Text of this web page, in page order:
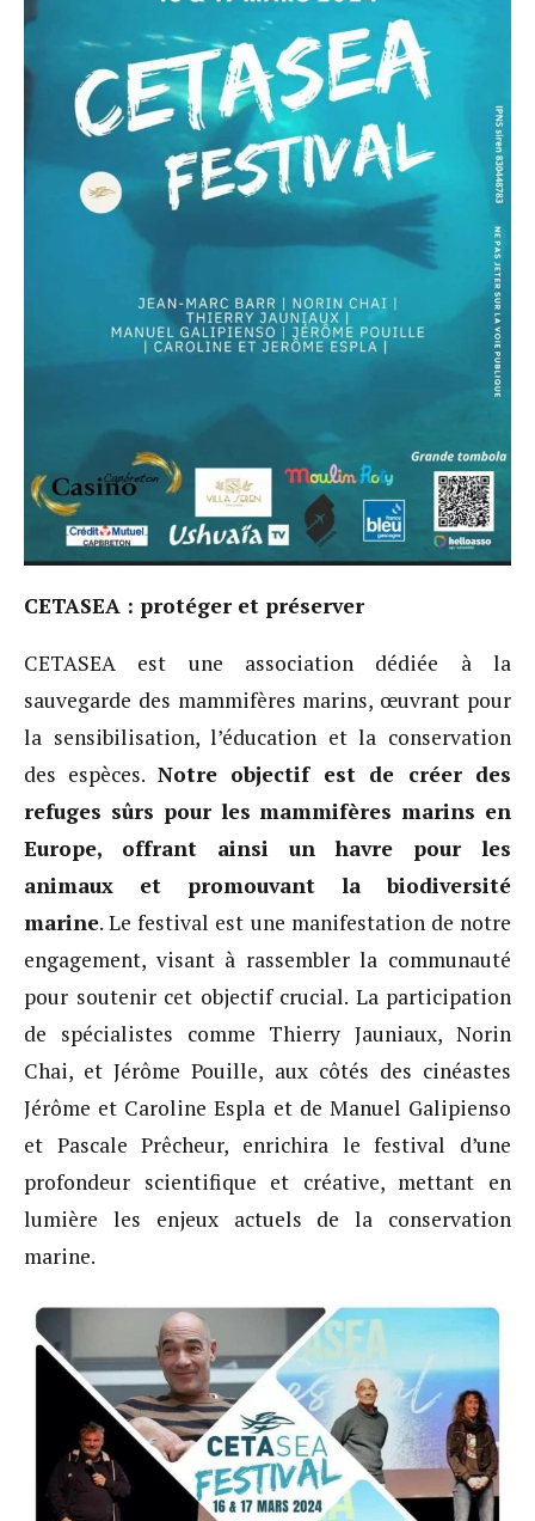
CETASEA : protéger et préserver
CETASEA est une association dédiée à la
sauvegarde des mammifères marins, œuvrant pour
la sensibilisation, l’éducation et la conservation
des espèces. Notre objectif est de créer des
refuges sûrs pour les mammifères marins en
Europe, offrant ainsi un havre pour les
animaux et promouvant la biodiversité
marine. Le festival est une manifestation de notre
engagement, visant à rassembler la communauté
pour soutenir cet objectif crucial. La participation
de spécialistes comme Thierry Jauniaux, Norin
Chai, et Jérôme Pouille, aux côtés des cinéastes
Jérôme et Caroline Espla et de Manuel Galipienso
et Pascale Prêcheur, enrichira le festival d’une
profondeur scientifique et créative, mettant en
lumière les enjeux actuels de la conservation
marine.